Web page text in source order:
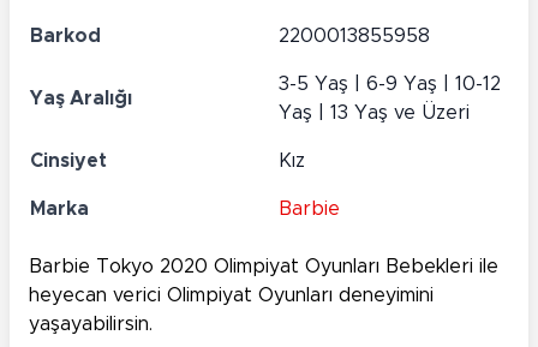
Barkod 2200013855958
Yaş Aralığı
3-5 Yaş | 6-9 Yaş | 10-12
Yaş | 13 Yaş ve Üzeri
Cinsiyet Kız
Marka Barbie
Barbie Tokyo 2020 Olimpiyat Oyunları Bebekleri ile
heyecan verici Olimpiyat Oyunları deneyimini
yaşayabilirsin.